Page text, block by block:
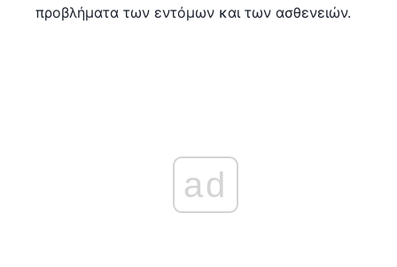
προβλήματα των εντόμων και των ασθενειών.
ad